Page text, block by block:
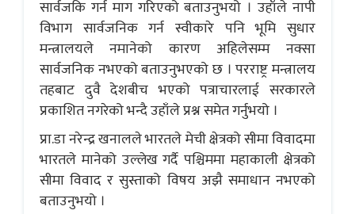
सार्वजकि गर्न माग गरिएको बताउनुभयो । उहाँले नापी
विभाग सार्वजनिक गर्न स्वीकारे पनि भूमि सुधार
मन्त्रालयले नमानेको कारण अहिलेसम्म नक्सा
सार्वजनिक नभएको बताउनुभएको छ । परराष्ट्र मन्त्रालय
तहबाट दुवै देशबीच भएको पत्राचारलाई सरकारले
प्रकाशित नगरेको भन्दै उहाँले प्रश्न समेत गर्नुभयो ।
प्रा.डा नरेन्द्र खनालले भारतले मेची क्षेत्रको सीमा विवादमा
भारतले मानेको उल्लेख गर्दै पश्चिममा महाकाली क्षेत्रको
सीमा विवाद र सुस्ताको विषय अझै समाधान नभएको
बताउनुभयो ।